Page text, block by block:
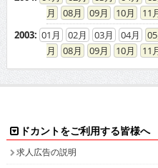
08
09 10 11
2003: 01 02 03 04 05
08
09 10 11
ドカントをご利用する皆様へ
求人広告の説明